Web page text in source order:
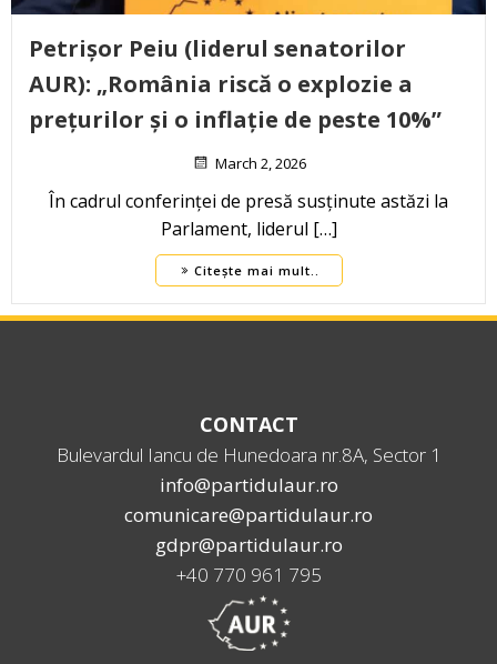
Petrișor Peiu (liderul senatorilor
AUR): „România riscă o explozie a
prețurilor și o inflație de peste 10%”
March 2, 2026
În cadrul conferinței de presă susținute astăzi la
Parlament, liderul […]
Citește mai mult..
CONTACT
Bulevardul Iancu de Hunedoara nr.8A, Sector 1
info@partidulaur.ro
comunicare@partidulaur.ro
gdpr@partidulaur.ro
+40 770 961 795